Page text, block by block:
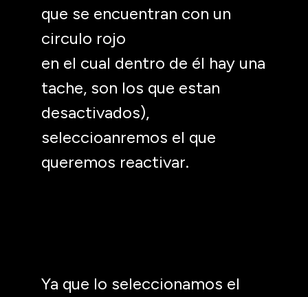
que se encuentran con un
circulo rojo
en el cual dentro de él hay una
tache, son los que estan
desactivados),
seleccioanremos el que
queremos reactivar.
Ya que lo seleccionamos el